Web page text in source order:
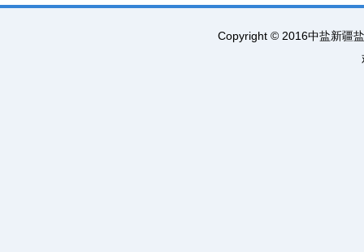
Copyright © 2016中盐新疆